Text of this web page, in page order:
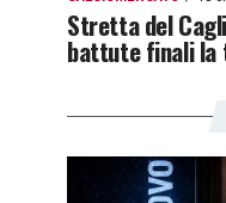
Stretta del
battute finali la